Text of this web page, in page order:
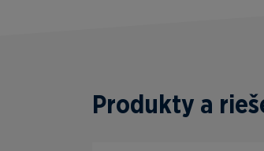
Produkty a